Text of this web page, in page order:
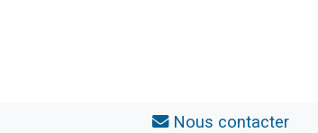
Nous contacter